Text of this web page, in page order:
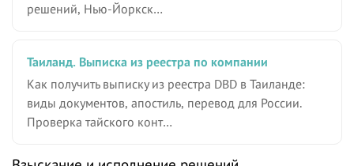
решений, Нью-Йоркск…
Таиланд. Выписка из реестра по компании
Как получить выписку из реестра DBD в Таиланде:
виды документов, апостиль, перевод для России.
Проверка тайского конт…